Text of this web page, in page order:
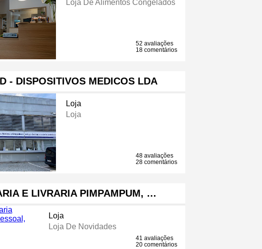
Loja De Alimentos Congelados
52 avaliações
18 comentários
- DISPOSITIVOS MEDICOS LDA
Loja
Loja
48 avaliações
28 comentários
E LIVRARIA PIMPAMPUM, …
Loja
Loja De Novidades
41 avaliações
20 comentários